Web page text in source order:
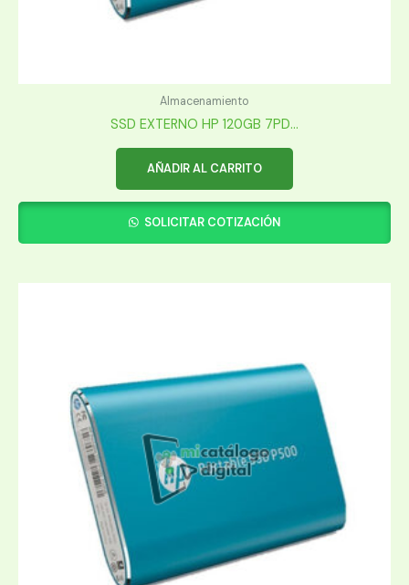
Almacenamiento
SSD EXTERNO HP 120GB 7PD...
AÑADIR AL CARRITO
SOLICITAR COTIZACIÓN